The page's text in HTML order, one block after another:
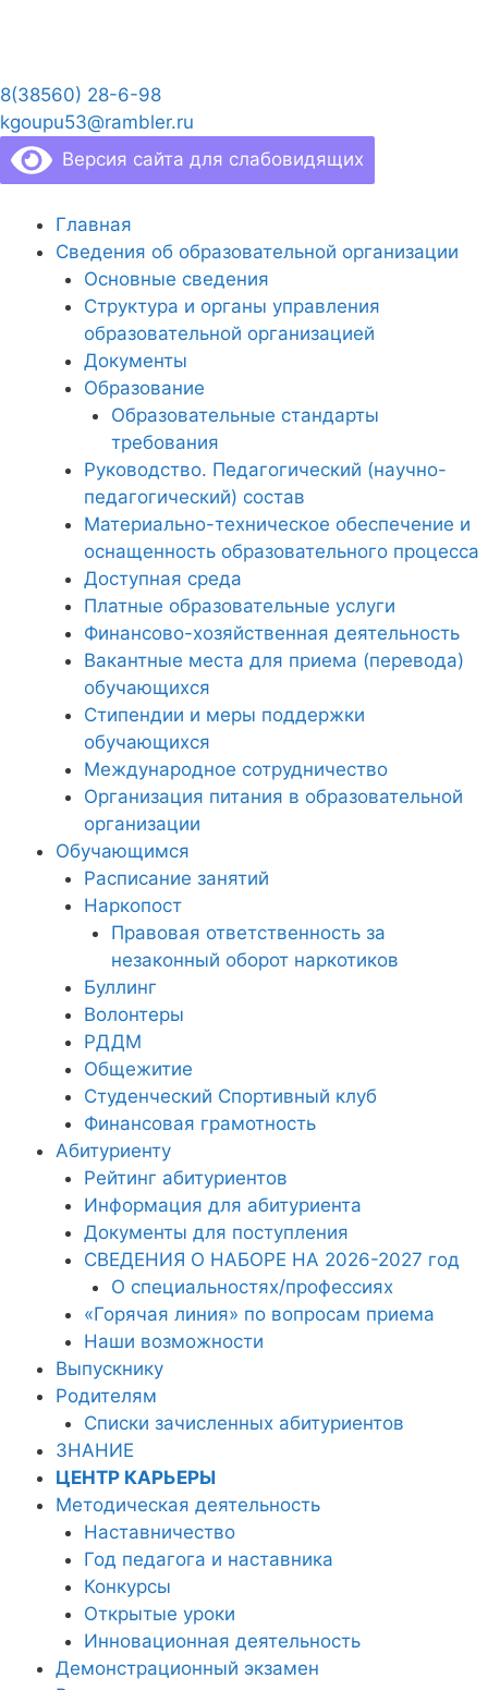
8(38560) 28-6-98
kgoupu53@rambler.ru
Версия сайта для слабовидящих
Главная
Сведения об образовательной организации
Основные сведения
Структура и органы управления
образовательной организацией
Документы
Образование
Образовательные стандарты
требования
Руководство. Педагогический (научно-
педагогический) состав
Материально-техническое обеспечение и
оснащенность образовательного процесса
Доступная среда
Платные образовательные услуги
Финансово-хозяйственная деятельность
Вакантные места для приема (перевода)
обучающихся
Стипендии и меры поддержки
обучающихся
Международное сотрудничество
Организация питания в образовательной
организации
Обучающимся
Расписание занятий
Наркопост
Правовая ответственность за
незаконный оборот наркотиков
Буллинг
Волонтеры
РДДМ
Общежитие
Студенческий Спортивный клуб
Финансовая грамотность
Абитуриенту
Рейтинг абитуриентов
Информация для абитуриента
Документы для поступления
СВЕДЕНИЯ О НАБОРЕ НА 2026-2027 год
О специальностях/профессиях
«Горячая линия» по вопросам приема
Наши возможности
Выпускнику
Родителям
Списки зачисленных абитуриентов
ЗНАНИЕ
ЦЕНТР КАРЬЕРЫ
Методическая деятельность
Наставничество
Год педагога и наставника
Конкурсы
Открытые уроки
Инновационная деятельность
Демонстрационный экзамен